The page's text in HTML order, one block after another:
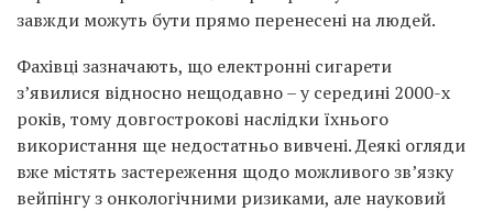
завжди можуть бути прямо перенесені на людей.
Фахівці зазначають, що електронні сигарети
з’явилися відносно нещодавно – у середині 2000-х
років, тому довгострокові наслідки їхнього
використання ще недостатньо вивчені. Деякі огляди
вже містять застереження щодо можливого зв’язку
вейпінгу з онкологічними ризиками, але науковий